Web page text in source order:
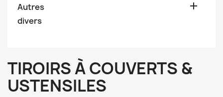
Autres 
divers
TIROIRS À COUVERTS &
USTENSILES